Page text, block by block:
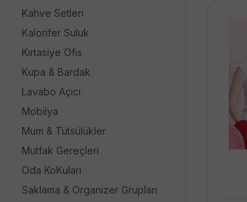
Kahve Setleri
Kalorifer Suluk
Kırtasiye Ofis
Kupa & Bardak
Lavabo Açıcı
Mobilya
Mum & Tütsülükler
Mutfak Gereçleri
Oda KoKuları
Saklama & Organizer Grupları